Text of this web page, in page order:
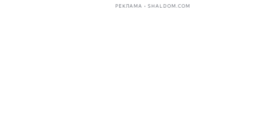
РЕКЛАМА • SHALDOM.COM